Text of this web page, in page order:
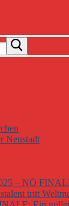
Neustadt
– NÖ
tritt